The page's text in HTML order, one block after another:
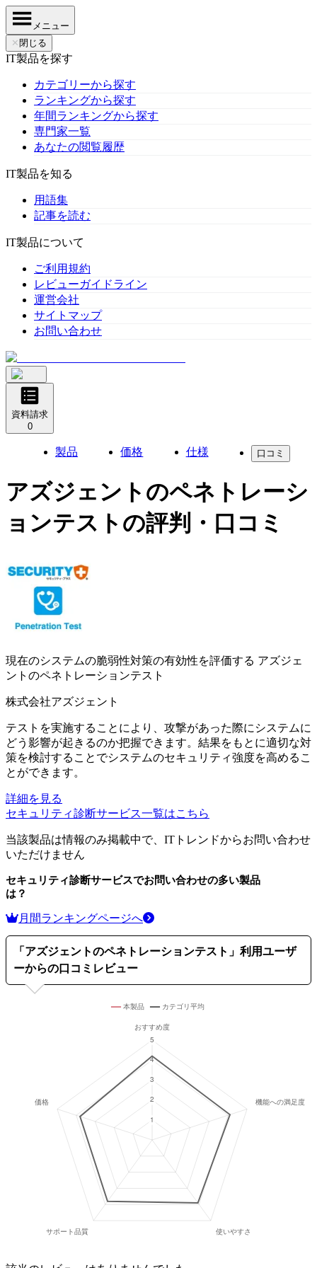
メニュー
✕ 閉じる
IT製品を探す
カテゴリーから探す
ランキングから探す
年間ランキングから探す
専門家一覧
あなたの閲覧履歴
IT製品を知る
用語集
記事を読む
IT製品について
ご利用規約
レビューガイドライン
運営会社
サイトマップ
お問い合わせ
資料請求
0
製品 価格 仕様 口コミ
アズジェントのペネトレーシ
ョンテスト の評判・口コミ
現在のシステムの脆弱性対策の有効性を評価する アズジェ
ントのペネトレーションテスト
株式会社アズジェント
テストを実施することにより、攻撃があった際にシステムに
どう影響が起きるのか把握できます。結果をもとに適切な対
策を検討することでシステムのセキュリティ強度を高めるこ
とができます。
詳細を見る
セキュリティ診断サービス一覧はこちら
当該製品は情報のみ掲載中で、ITトレンドからお問い合わせ
いただけません
セキュリティ診断サービスでお問い合わせの多い製品
は？
月間ランキングページへ
「 アズジェントのペネトレーションテスト 」利用ユーザ
ーからの口コミレビュー